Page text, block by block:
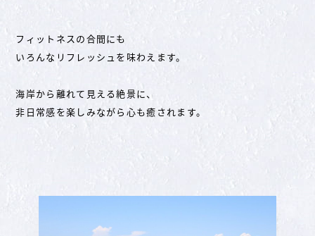
フィットネスの合間にも
いろんなリフレッシュを味わえます。
海岸から離れて見える絶景に、
非日常感を楽しみながら心も癒されます。